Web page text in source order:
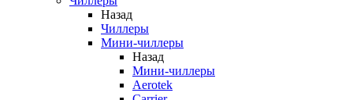
Назад
Чиллеры
Мини-чиллеры
Назад
Мини-чиллеры
Aerotek